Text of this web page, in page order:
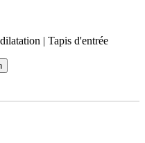
| Tapis d'entrée